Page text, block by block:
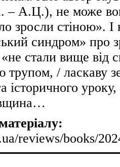
– А.Ц.), не може
зросли стіною».
синдром» про
стали вище від
трупом, / ласкаву
історичного
reviews/books/